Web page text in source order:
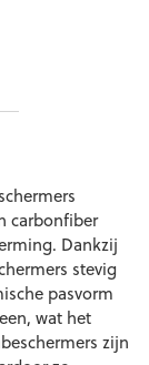
carbonfiber
Dankzij
stevig
pasvorm
wat het
zijn